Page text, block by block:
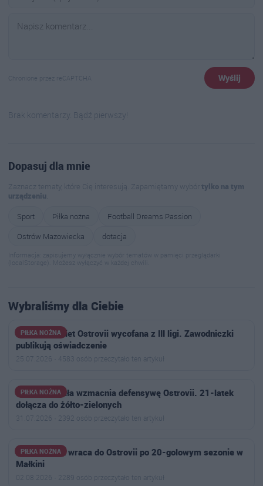
Chronione przez reCAPTCHA Wyślij
Brak komentarzy. Bądź pierwszy!
Dopasuj dla mnie
Zaznacz tematy, które Cię interesują. Zapamiętamy wybórtylko na tym
urządzeniu.
Sport
Piłka nożna
Football Dreams Passion
Ostrów Mazowiecka
dotacja
Informacja: zapisujemy wyłącznie wybór tematów w pamięci przeglądarki
(localStorage). Możesz wyłączyć w każdej chwili.
Wybraliśmy dla Ciebie
PIŁKA NOŻNA
Drużyna kobiet Ostrovii wycofana z III ligi. Zawodniczki
publikują oświadczenie
25.07.2026 · 4583 osób przeczytało ten artykuł
PIŁKA NOŻNA
Jakub Ruchała wzmacnia defensywę Ostrovii. 21-latek
dołącza do żółto-zielonych
31.07.2026 · 2392 osób przeczytało ten artykuł
PIŁKA NOŻNA
Antoni Polak wraca do Ostrovii po 20-golowym sezonie w
Małkini
02.08.2026 · 2289 osób przeczytało ten artykuł